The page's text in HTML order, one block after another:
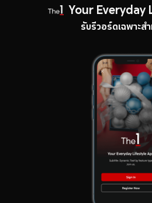
Your Everyday
รับรีวอร์ดเฉพาะ